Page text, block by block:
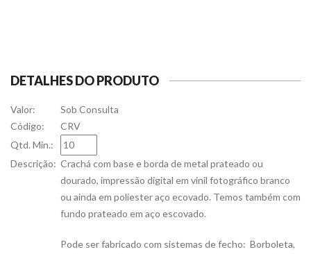
DETALHES DO PRODUTO
Valor:
Sob Consulta
Código:
CRV
Qtd. Min.:
Descrição: Crachá com base e borda de metal prateado ou
dourado, impressão digital em vinil fotográfico branco
ou ainda em poliester aço ecovado. Temos também com
fundo prateado em aço escovado.
Pode ser fabricado com sistemas de fecho: Borboleta,